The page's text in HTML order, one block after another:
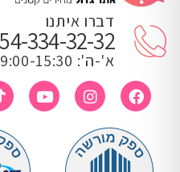
דברו איתנו
334-32-32
א'-ה': 09:00-15:30